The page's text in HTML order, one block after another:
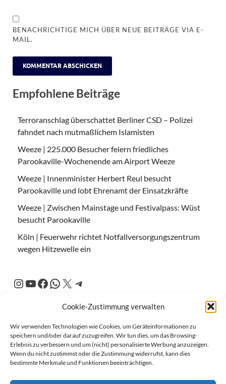
Cookie-Zustimmung verwalten
Wir verwenden Technologien wie Cookies, um Geräteinformationen zu
speichern und/oder darauf zuzugreifen. Wir tun dies, um das Browsing-
Erlebnis zu verbessern und um (nicht) personalisierte Werbung anzuzeigen.
Wenn du nicht zustimmst oder die Zustimmung widerrufst, kann dies
bestimmte Merkmale und Funktionen beeinträchtigen.
BENACHRICHTIGE MICH ÜBER NEUE BEITRÄGE VIA E-
MAIL.
Empfohlene Beiträge
Terroranschlag überschattet Berliner CSD – Polizei
fahndet nach mutmaßlichem Islamisten
Weeze | 225.000 Besucher feiern friedliches
Parookaville-Wochenende am Airport Weeze
Weeze | Innenminister Herbert Reul besucht
Parookaville und lobt Ehrenamt der Einsatzkräfte
Weeze | Zwischen Mainstage und Festivalpass: Wüst
besucht Parookaville
Köln | Feuerwehr richtet Notfallversorgungszentrum
wegen Hitzewelle ein